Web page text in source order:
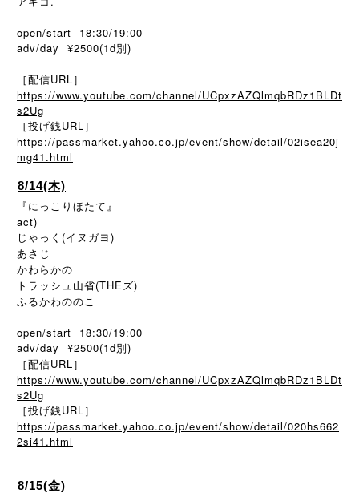
open/start 18:30/19:00
adv/day ¥2500(1d別)
［配信URL］
https://www.youtube.com/channel/UCpxzAZQlmqbRDz1BLDt
s2Ug
［投げ銭URL］
https://passmarket.yahoo.co.jp/event/show/detail/02isea20j
mg41.html
8/14(木)
『にっこりほたて』
act)
じゃっく(イヌガヨ)
あさじ
かわらかの
トラッシュ山省(THEズ)
ふるかわののこ
open/start 18:30/19:00
adv/day ¥2500(1d別)
［配信URL］
https://www.youtube.com/channel/UCpxzAZQlmqbRDz1BLDt
s2Ug
［投げ銭URL］
https://passmarket.yahoo.co.jp/event/show/detail/020hs662
2si41.html
8/15(金)